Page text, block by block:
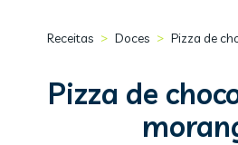
Receitas > Doces > Pizza de
Pizza de